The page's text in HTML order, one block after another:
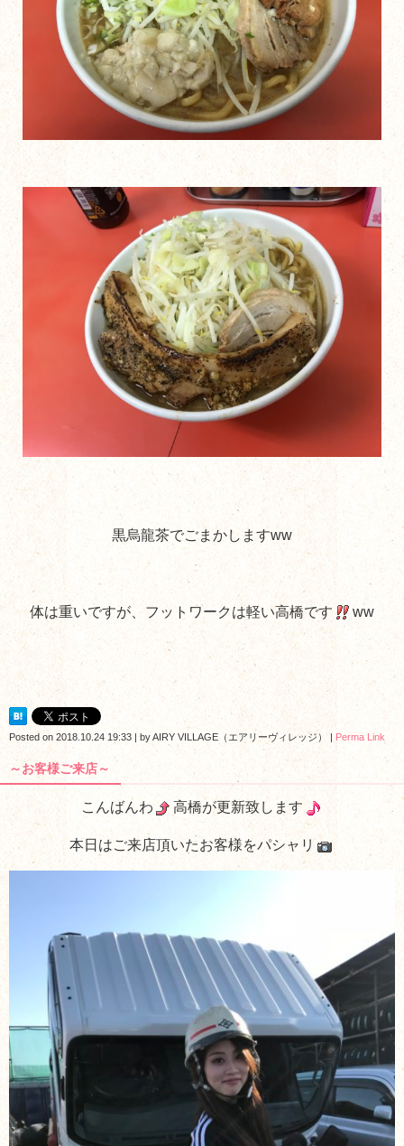
黒烏龍茶でごまかしますww
体は重いですが、フットワークは軽い高橋です ww
Posted on 2018.10.24 19:33 | byAIRY VILLAGE（エアリーヴィレッジ） | Perma Link
～お客様ご来店～
こんばんわ 高橋が更新致します
本日はご来店頂いたお客様をパシャリ